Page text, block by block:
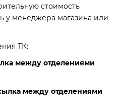
стоимость
у менеджера магазина или
ТК:
между отделениями
между отделениями